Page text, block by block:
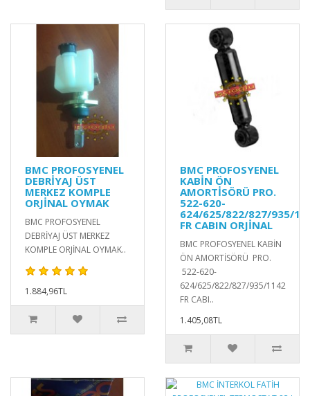
BMC PROFOSYENEL
DEBRİYAJ ÜST
MERKEZ KOMPLE
ORJİNAL OYMAK
BMC PROFOSYENEL
DEBRİYAJ ÜST MERKEZ
KOMPLE ORJİNAL OYMAK..
1.884,96TL
BMC PROFOSYENEL
KABİN ÖN
AMORTİSÖRÜ PRO.
522-620-
624/625/822/827/935/
FR CABIN ORJİNAL
BMC PROFOSYENEL KABİN
ÖN AMORTİSÖRÜ PRO.
522-620-
624/625/822/827/935/1142
FR CABI..
1.405,08TL